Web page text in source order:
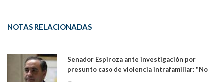
NOTAS RELACIONADAS
Senador Espinoza ante investigación por
presunto caso de violencia intrafamiliar: "No